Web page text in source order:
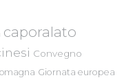
caporalato
Convegno
Giornata europea